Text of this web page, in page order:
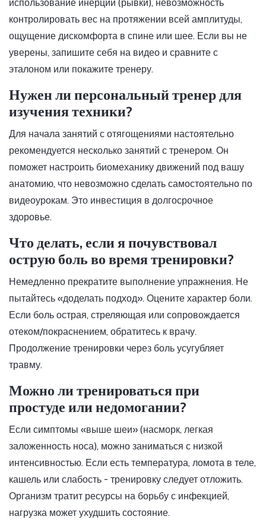
использование инерции (рывки), невозможность
контролировать вес на протяжении всей амплитуды,
ощущение дискомфорта в спине или шее. Если вы не
уверены, запишите себя на видео и сравните с
эталоном или покажите тренеру.
Нужен ли персональный тренер для
изучения техники?
Для начала занятий с отягощениями настоятельно
рекомендуется несколько занятий с тренером. Он
поможет настроить биомеханику движений под вашу
анатомию, что невозможно сделать самостоятельно по
видеоурокам. Это инвестиция в долгосрочное
здоровье.
Что делать, если я почувствовал
острую боль во время тренировки?
Немедленно прекратите выполнение упражнения. Не
пытайтесь «доделать подход». Оцените характер боли.
Если боль острая, стреляющая или сопровождается
отеком/покраснением, обратитесь к врачу.
Продолжение тренировки через боль усугубляет
травму.
Можно ли тренироваться при
простуде или недомогании?
Если симптомы «выше шеи» (насморк, легкая
заложенность носа), можно заниматься с низкой
интенсивностью. Если есть температура, ломота в теле,
кашель или слабость - тренировку следует отложить.
Организм тратит ресурсы на борьбу с инфекцией,
нагрузка может ухудшить состояние.